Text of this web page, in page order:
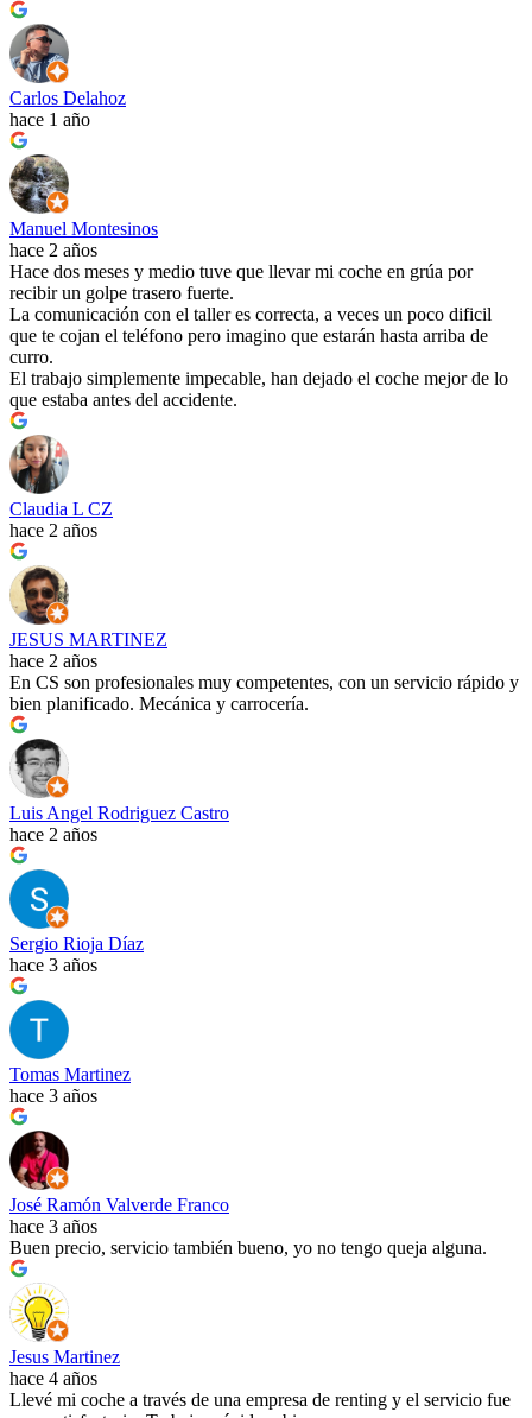
Carlos Delahoz
hace 1 año
Manuel Montesinos
hace 2 años
Hace dos meses y medio tuve que llevar mi coche en grúa por
recibir un golpe trasero fuerte.
La comunicación con el taller es correcta, a veces un poco dificil
que te cojan el teléfono pero imagino que estarán hasta arriba de
curro.
El trabajo simplemente impecable, han dejado el coche mejor de lo
que estaba antes del accidente.
Claudia L CZ
hace 2 años
JESUS MARTINEZ
hace 2 años
En CS son profesionales muy competentes, con un servicio rápido y
bien planificado. Mecánica y carrocería.
Luis Angel Rodriguez Castro
hace 2 años
Sergio Rioja Díaz
hace 3 años
Tomas Martinez
hace 3 años
José Ramón Valverde Franco
hace 3 años
Buen precio, servicio también bueno, yo no tengo queja alguna.
Jesus Martinez
hace 4 años
Llevé mi coche a través de una empresa de renting y el servicio fue